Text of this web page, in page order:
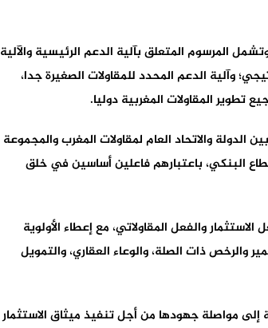
المرسوم المتعلق بآلية الدعم الرئيسية والآلية
وآلية الدعم المحدد للمقاولات الصغيرة جدا،
المقاولات المغربية دوليا.
الدولة والاتحاد العام لمقاولات المغرب والمجموعة
البنكي، باعتبارهم فاعلين أساسين في خلق
والفعل المقاولاتي، مع إعطاء الأولوية
والرخص ذات الصلة، والوعاء العقاري، والتمويل
إلى مواصلة جهودها من أجل تنفيذ ميثاق الاستثمار